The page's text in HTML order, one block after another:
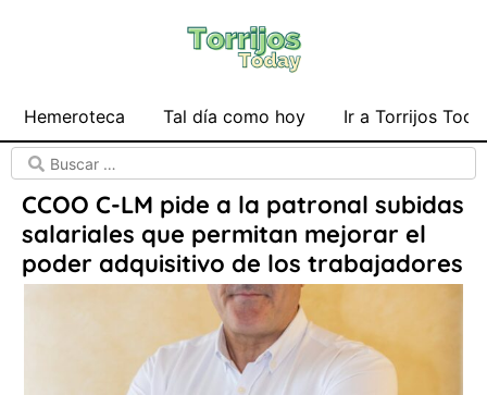
Hemeroteca Tal día como hoy Ir a Torrijos
CCOO C-LM pide a la patronal subidas
salariales que permitan mejorar el
poder adquisitivo de los trabajadores